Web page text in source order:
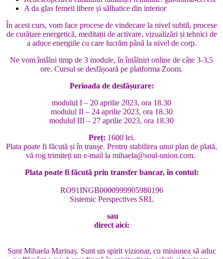
A da glas femeii libere și sălbatice din interior
În acest curs, vom face procese de vindecare la nivel subtil, procese
de curățare energetică, meditații de activare, vizualizări și tehnici de
a aduce energiile cu care lucrăm până la nivel de corp.
Ne vom întâlni timp de 3 module, în întâlniri online de câte 3-3,5
ore. Cursul se desfășoară pe platforma Zoom.
Perioada de desfășurare:
modulul I – 20 aprilie 2023, ora 18.30
modulul II – 24 aprilie 2023, ora 18.30
modulul III – 27 aprilie 2023, ora 18.30
Preț: 1600 lei.
Plata poate fi făcută și în tranșe. Pentru stabilirea unui plan de plată,
vă rog trimiteți un e-mail la mihaela@soul-union.com.
Plata poate fi făcută prin transfer bancar, în contul:
RO91INGB0000999905980196
Sistemic Perspectives SRL
sau
direct aici:
Sunt Mihaela Marinaș. Sunt un spirit vizionar, cu misiunea să aduc